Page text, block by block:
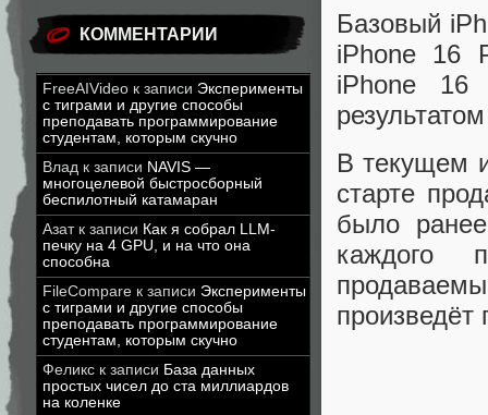
КОММЕНТАРИИ
FreeAIVideo к записи Эксперименты
с тиграми и другие способы
преподавать программирование
студентам, которым скучно
Влад к записи NAVIS —
многоцелевой быстросборный
беспилотный катамаран
Азатк записи Как я собрал LLM-
печку на 4 GPU, и на что она
способна
FileCompare к записи Эксперименты
с тиграми и другие способы
преподавать программирование
студентам, которым скучно
Феликс к записи База данных
простых чисел до ста миллиардов
на коленке
Базовый
iPhone 16
iPhone 16
В текущем
старте
было
каждого
произведёт